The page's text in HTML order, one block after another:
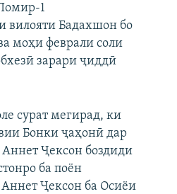
RL
1
вилояти Бадахшон бо
моҳи феврали соли
зарари ҷиддӣ
сурат мегирад, ки
Бонки ҷаҳонӣ дар
Ҷексон боздиди
ба поён
Ҷексон ба Осиёи